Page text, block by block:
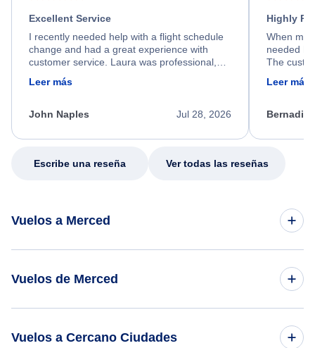
Excellent Service
I recently needed help with a flight schedule
change and had a great experience with
customer service. Laura was professional,
friendly, and very helpful throughout the
process. She quickly found a solution and
appreciate her excellent service.
Leer más
Jul 28, 2026
John Naples
Highly
When my
needed
The
calm,
my issue.
Leer más
Escribe una reseña Ver todas las reseñas
Vuelos a Merced
Vuelos de Merced
Vuelos a Cercano Ciudades